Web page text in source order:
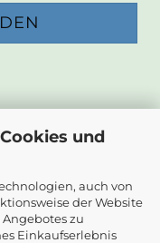
und
auch von
der Website
zu
Einkaufserlebnis